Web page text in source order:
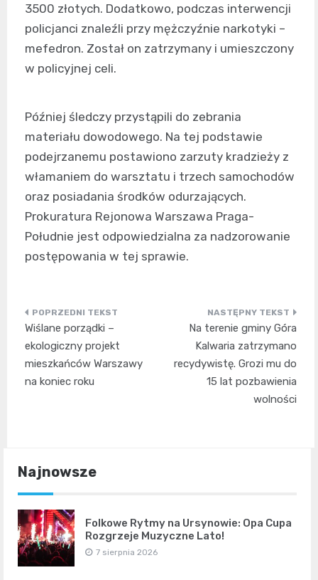
3500 złotych. Dodatkowo, podczas interwencji
policjanci znaleźli przy mężczyźnie narkotyki –
mefedron. Został on zatrzymany i umieszczony
w policyjnej celi.
Później śledczy przystąpili do zebrania
materiału dowodowego. Na tej podstawie
podejrzanemu postawiono zarzuty kradzieży z
włamaniem do warsztatu i trzech samochodów
oraz posiadania środków odurzających.
Prokuratura Rejonowa Warszawa Praga-
Południe jest odpowiedzialna za nadzorowanie
postępowania w tej sprawie.
Nawigacja
wpisu
Wiślane porządki –
ekologiczny projekt
mieszkańców Warszawy
na koniec roku
Na terenie gminy Góra
Kalwaria zatrzymano
recydywistę. Grozi mu do
15 lat pozbawienia
wolności
Najnowsze
Folkowe Rytmy na Ursynowie: Opa Cupa
Rozgrzeje Muzyczne Lato!
7 sierpnia 2026